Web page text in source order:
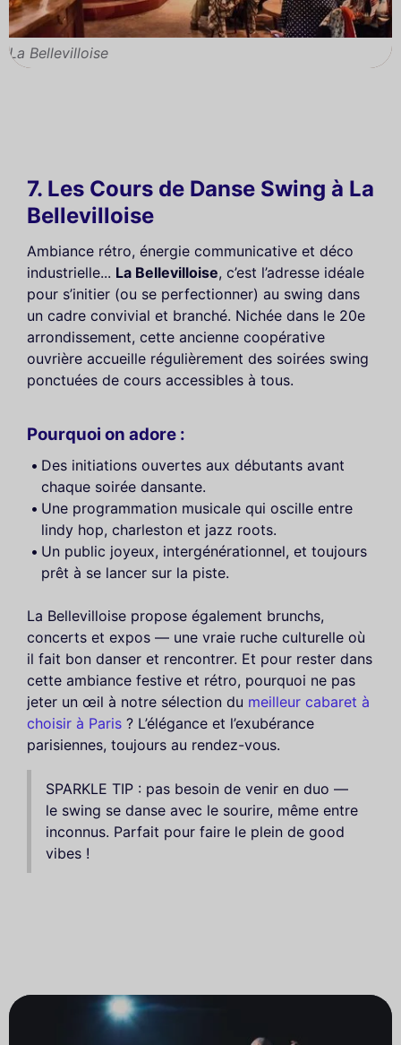
La Bellevilloise
7. Les Cours de Danse Swing à La
Bellevilloise
Ambiance rétro, énergie communicative et déco
industrielle... La Bellevilloise, c’est l’adresse idéale
pour s’initier (ou se perfectionner) au swing dans
un cadre convivial et branché. Nichée dans le 20e
arrondissement, cette ancienne coopérative
ouvrière accueille régulièrement des soirées swing
ponctuées de cours accessibles à tous.
Pourquoi on adore :
Des initiations ouvertes aux débutants avant
chaque soirée dansante.
Une programmation musicale qui oscille entre
lindy hop, charleston et jazz roots.
Un public joyeux, intergénérationnel, et toujours
prêt à se lancer sur la piste.
La Bellevilloise propose également brunchs,
concerts et expos — une vraie ruche culturelle où
il fait bon danser et rencontrer. Et pour rester dans
cette ambiance festive et rétro, pourquoi ne pas
jeter un œil à notre sélection du meilleur cabaret à
choisir à Paris ? L’élégance et l’exubérance
parisiennes, toujours au rendez-vous.
SPARKLE TIP : pas besoin de venir en duo —
le swing se danse avec le sourire, même entre
inconnus. Parfait pour faire le plein de good
vibes !